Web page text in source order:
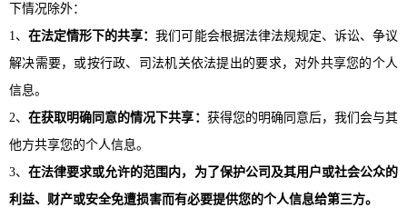
下情况除外：
1、在法定情形下的共享：我们可能会根据法律法规规定、诉讼、争议
解决需要，或按行政、司法机关依法提出的要求，对外共享您的个人
信息。
2、在获取明确同意的情况下共享： 获得您的明确同意后，我们会与其
他方共享您的个人信息。
3、在法律要求或允许的范围内，为了保护公司及其用户或社会公众的
利益、财产或安全免遭损害而有必要提供您的个人信息给第三方。